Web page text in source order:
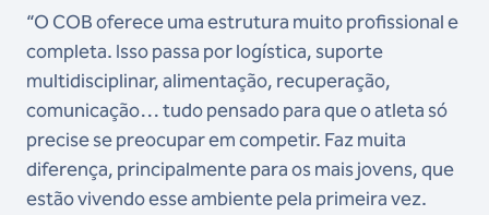
“O COB oferece uma estrutura muito profissional e
completa. Isso passa por logística, suporte
multidisciplinar, alimentação, recuperação,
comunicação… tudo pensado para que o atleta só
precise se preocupar em competir. Faz muita
diferença, principalmente para os mais jovens, que
estão vivendo esse ambiente pela primeira vez.